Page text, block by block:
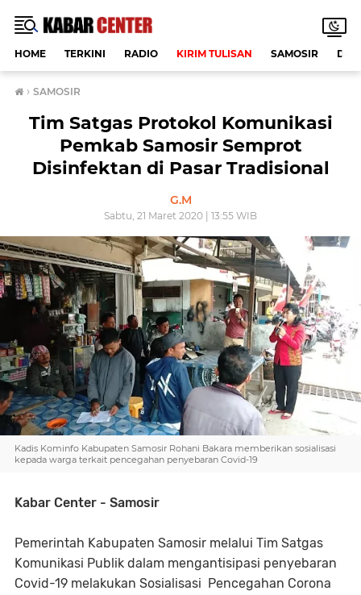
HOME TERKINI RADIO KIRIM TULISAN SAMOSIR
› SAMOSIR
Tim Satgas Protokol Komunikasi
Pemkab Samosir Semprot
Disinfektan di Pasar Tradisional
G.M
Sabtu, 21 Maret 2020 | 13:55 WIB
Kadis Kominfo Kabupaten Samosir Rohani Bakara memberikan sosialisasi
kepada warga terkait pencegahan penyebaran Covid-19
Kabar Center - Samosir
Pemerintah Kabupaten Samosir melalui Tim Satgas
Komunikasi Publik dalam mengantisipasi penyebaran
Covid-19 melakukan Sosialisasi Pencegahan Corona